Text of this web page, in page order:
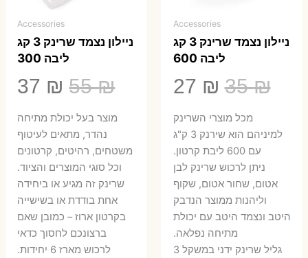
Accessories
ניילון נצמד שרינק 3 קג
ליבה 600
35₪
המחיר
המקורי
היה:
35 ₪.
27 ₪
הנוכחי
הוא:
מכל מוצרי השרינק
למיניהם הוא שירנק 3 ק"ג
עם 600 ליבת קרטון.
ניתן לרכוש שרינק לבן
אטום, שחור אטום, שקוף
וליהנות ממוצר הנדבק
היטב ונצמד היטב עם יכולת
מתיחה נפלאה.
גליל שרינק ידני במשקל 3
Accessories
ניילון נצמד שרינק 3 קג
ליבה 300
55₪
המחיר
המקורי
היה:
55 ₪.
37 ₪
₪.
מוצר בעל יכולת מתיחה
נהדר, מתאים לעיטוף
משטחים, רהיטים, קרטונים
וכל סוגי המוצרים והציוד.
שרינק זה מגיע או ביחידה
אחת בודדת או בשישייה
בקרטון ארוז – כמובן שאם
ברצונכם לחסוך כדאי
לרכוש מארז 6 יחידות.